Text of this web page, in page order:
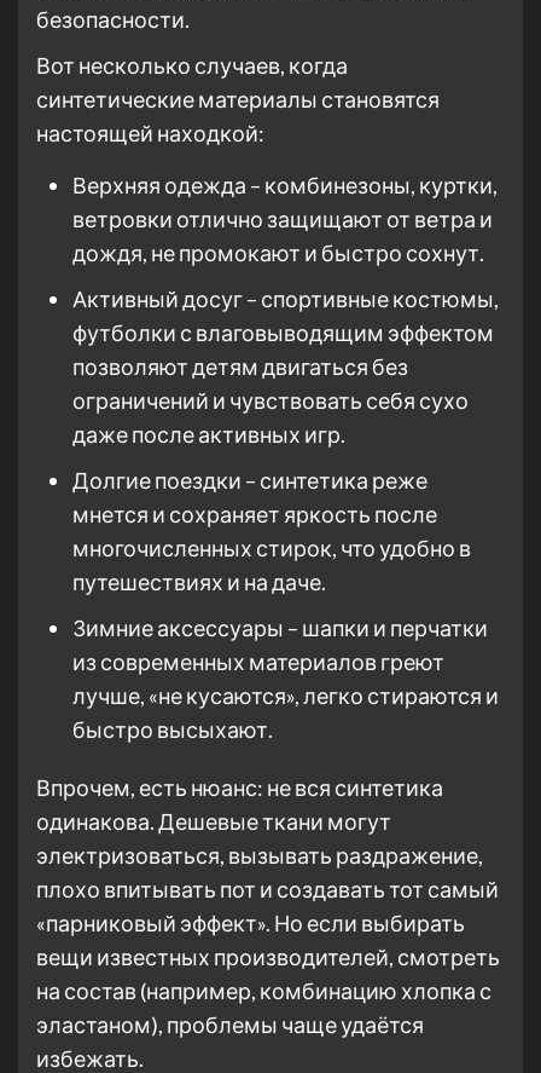
безопасности.
Вот несколько случаев, когда
синтетические материалы становятся
настоящей находкой:
Верхняя одежда – комбинезоны, куртки,
ветровки отлично защищают от ветра и
дождя, не промокают и быстро сохнут.
Активный досуг – спортивные костюмы,
футболки с влаговыводящим эффектом
позволяют детям двигаться без
ограничений и чувствовать себя сухо
даже после активных игр.
Долгие поездки – синтетика реже
мнется и сохраняет яркость после
многочисленных стирок, что удобно в
путешествиях и на даче.
Зимние аксессуары – шапки и перчатки
из современных материалов греют
лучше, «не кусаются», легко стираются и
быстро высыхают.
Впрочем, есть нюанс: не вся синтетика
одинакова. Дешевые ткани могут
электризоваться, вызывать раздражение,
плохо впитывать пот и создавать тот самый
«парниковый эффект». Но если выбирать
вещи известных производителей, смотреть
на состав (например, комбинацию хлопка с
эластаном), проблемы чаще удаётся
избежать.